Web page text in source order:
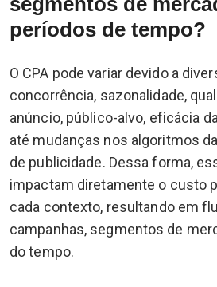
períodos de tempo?
O CPA pode variar devido a
concorrência, sazonalidade,
anúncio, público-alvo, eficácia
até mudanças nos algoritmos
de publicidade. Dessa forma,
impactam diretamente o custo
cada contexto, resultando em
campanhas, segmentos de
do tempo.